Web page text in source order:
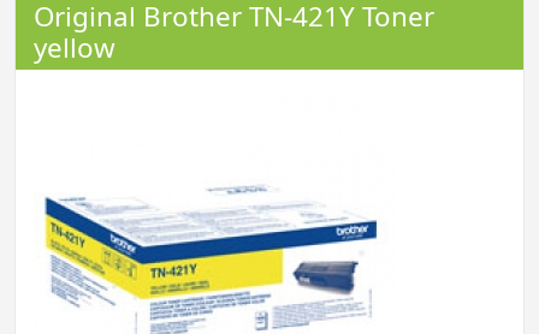
Original Brother TN-421Y Toner
yellow